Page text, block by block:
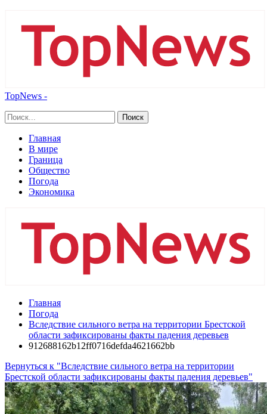
TopNews -
Главная
В мире
Граница
Общество
Погода
Экономика
Главная
Погода
Вследствие сильного ветра на территории Брестской
области зафиксированы факты падения деревьев
912688162b12ff0716defda4621662bb
Вернуться к "Вследствие сильного ветра на территории
Брестской области зафиксированы факты падения деревьев"